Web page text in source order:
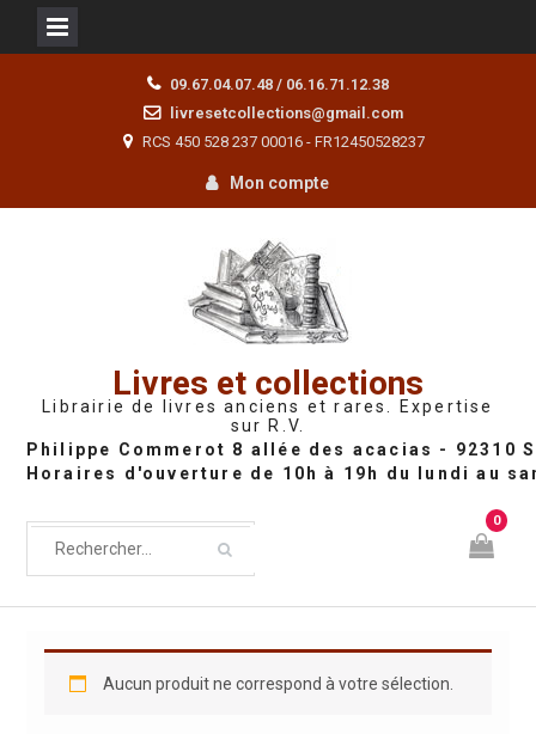
09.67.04.07.48 / 06.16.71.12.38
livresetcollections@gmail.com
RCS 450 528 237 00016 - FR12450528237
Mon compte
Livres et collections
Librairie de livres anciens et rares. Expertise
sur R.V.
0
Aucun produit ne correspond à votre sélection.